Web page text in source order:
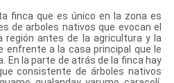
finca que es único en la zona es
de arboles nativos que evocan el
región antes de la agricultura y la
enfrente a la casa principal que le
En la parte de atrás de la finca hay
consistente de árboles nativos